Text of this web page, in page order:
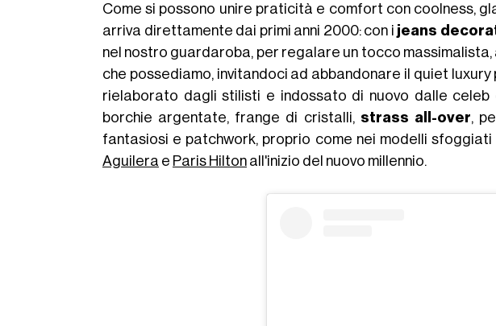
Come si possono unire praticità e comfort con coolness,
arriva direttamente dai primi anni 2000: con i jeans
nel nostro guardaroba, per regalare un tocco
che possediamo, invitandoci ad abbandonare il quiet
rielaborato dagli stilisti e indossato di nuovo dalle celeb
borchie argentate, frange di cristalli, strass all-over ,
fantasiosi e patchwork, proprio come nei modelli sfoggiati
Aguilera e Paris Hiltonall'inizio del nuovo millennio.